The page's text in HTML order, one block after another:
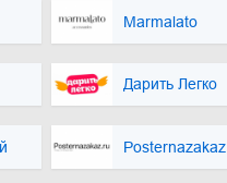
Marmalato
Дарить Легко
Posternazakaz